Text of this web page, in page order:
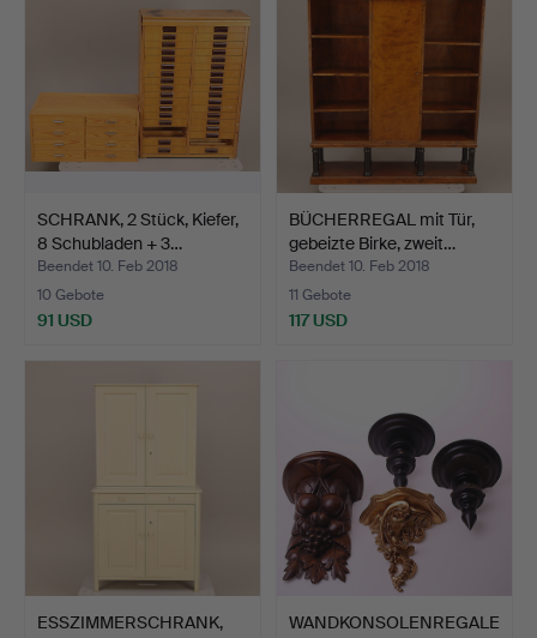
SCHRANK, 2 Stück, Kiefer,
8 Schubladen + 3…
Beendet 10. Feb 2018
10 Gebote
91 USD
BÜCHERREGAL mit Tür,
gebeizte Birke, zweit…
Beendet 10. Feb 2018
11 Gebote
117 USD
ESSZIMMERSCHRANK,
WANDKONSOLENREGALE